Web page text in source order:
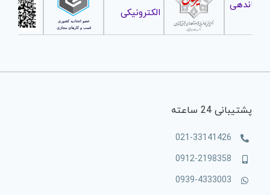
پشتیبانی 24 ساعته
021-33141426
0912-2198358
0939-4333003